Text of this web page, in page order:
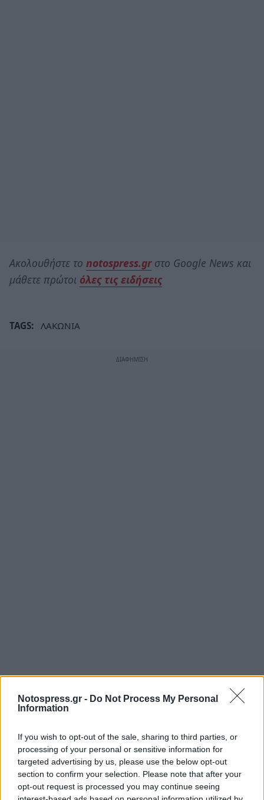
Notospress.gr - Do Not Process My Personal
Information
If you wish to opt-out of the sale, sharing to third parties, or
processing of your personal or sensitive information for
targeted advertising by us, please use the below opt-out
section to confirm your selection. Please note that after your
opt-out request is processed you may continue seeing
Ακολουθήστε το notospress.grστο Google News και
μάθετε πρώτοι όλες τις ειδήσεις
TAGS: ΛΑΚΩΝΙΑ
Σχετικά Άρθρα